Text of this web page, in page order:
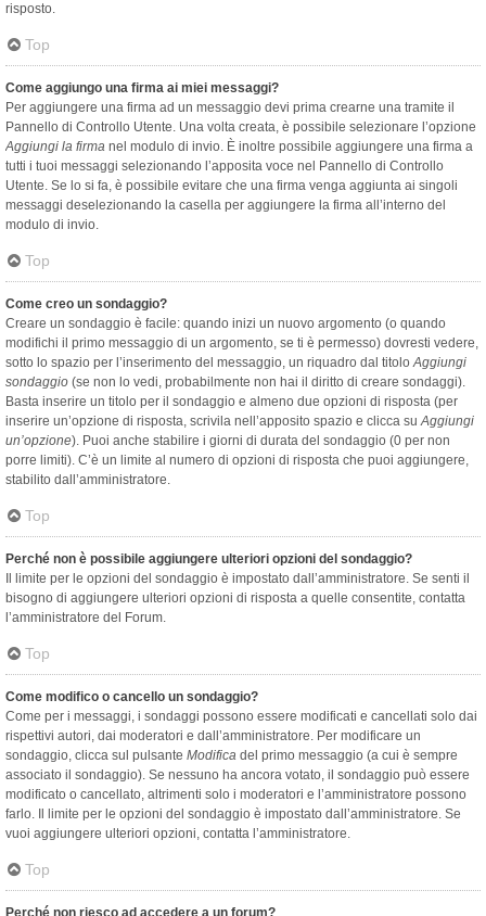
risposto.
Top
Come aggiungo una firma ai miei messaggi?
Per aggiungere una firma ad un messaggio devi prima crearne una tramite il
Pannello di Controllo Utente. Una volta creata, è possibile selezionare l’opzione
Aggiungi la firma nel modulo di invio. È inoltre possibile aggiungere una firma a
tutti i tuoi messaggi selezionando l’apposita voce nel Pannello di Controllo
Utente. Se lo si fa, è possibile evitare che una firma venga aggiunta ai singoli
messaggi deselezionando la casella per aggiungere la firma all’interno del
modulo di invio.
Top
Come creo un sondaggio?
Creare un sondaggio è facile: quando inizi un nuovo argomento (o quando
modifichi il primo messaggio di un argomento, se ti è permesso) dovresti vedere,
sotto lo spazio per l’inserimento del messaggio, un riquadro dal titoloAggiungi
sondaggio (se non lo vedi, probabilmente non hai il diritto di creare sondaggi).
Basta inserire un titolo per il sondaggio e almeno due opzioni di risposta (per
inserire un’opzione di risposta, scrivila nell’apposito spazio e clicca suAggiungi
un’opzione). Puoi anche stabilire i giorni di durata del sondaggio (0 per non
porre limiti). C’è un limite al numero di opzioni di risposta che puoi aggiungere,
stabilito dall’amministratore.
Top
Perché non è possibile aggiungere ulteriori opzioni del sondaggio?
Il limite per le opzioni del sondaggio è impostato dall’amministratore. Se senti il
bisogno di aggiungere ulteriori opzioni di risposta a quelle consentite, contatta
l’amministratore del Forum.
Top
Come modifico o cancello un sondaggio?
Come per i messaggi, i sondaggi possono essere modificati e cancellati solo dai
rispettivi autori, dai moderatori e dall’amministratore. Per modificare un
sondaggio, clicca sul pulsante Modifica del primo messaggio (a cui è sempre
associato il sondaggio). Se nessuno ha ancora votato, il sondaggio può essere
modificato o cancellato, altrimenti solo i moderatori e l’amministratore possono
farlo. Il limite per le opzioni del sondaggio è impostato dall’amministratore. Se
vuoi aggiungere ulteriori opzioni, contatta l’amministratore.
Top
Perché non riesco ad accedere a un forum?